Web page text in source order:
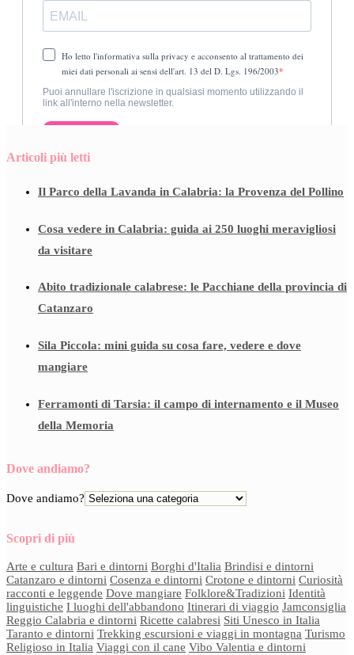
Articoli più letti
Il Parco della Lavanda in Calabria: la Provenza del Pollino
Cosa vedere in Calabria: guida ai 250 luoghi meravigliosi
da visitare
Abito tradizionale calabrese: le Pacchiane della provincia di
Catanzaro
Sila Piccola: mini guida su cosa fare, vedere e dove
mangiare
Ferramonti di Tarsia: il campo di internamento e il Museo
della Memoria
Dove andiamo?
Dove andiamo?
Scopri di più
Arte e cultura Bari e dintorni Borghi d'Italia Brindisi e dintorni
Catanzaro e dintorni Cosenza e dintorni Crotone e dintorni Curiosità
racconti e leggende Dove mangiare Folklore&Tradizioni Identità
linguistiche I luoghi dell'abbandono Itinerari di viaggio Jamconsiglia
Reggio Calabria e dintorni Ricette calabresi Siti Unesco in Italia
Taranto e dintorni Trekking escursioni e viaggi in montagna Turismo
Religioso in Italia Viaggi con il cane Vibo Valentia e dintorni